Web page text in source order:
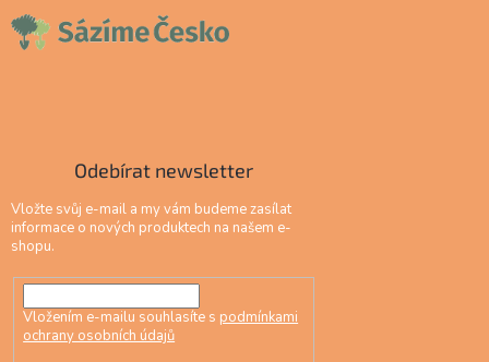
Odebírat newsletter
Vložte svůj e-mail a my vám budeme zasílat
informace o nových produktech na našem e-
shopu.
Vložením e-mailu souhlasíte s podmínkami
ochrany osobních údajů